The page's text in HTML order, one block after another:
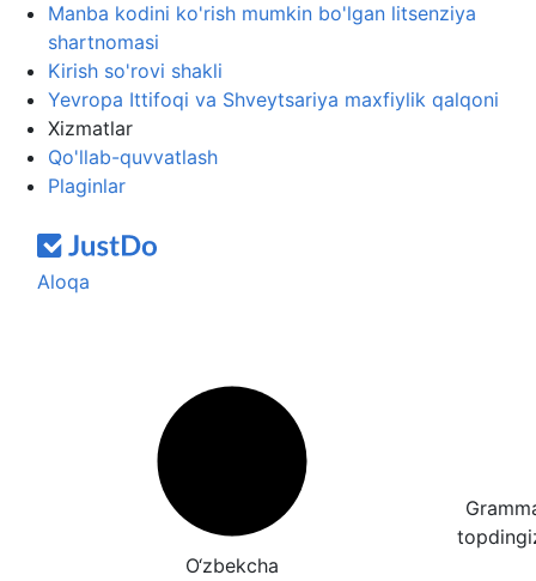
Manba kodini ko'rish mumkin bo'lgan litsenziya
shartnomasi
Kirish so'rovi shakli
Yevropa Ittifoqi va Shveytsariya maxfiylik qalqoni
Xizmatlar
Qo'llab-quvvatlash
Plaginlar
Aloqa
O‘zbekcha